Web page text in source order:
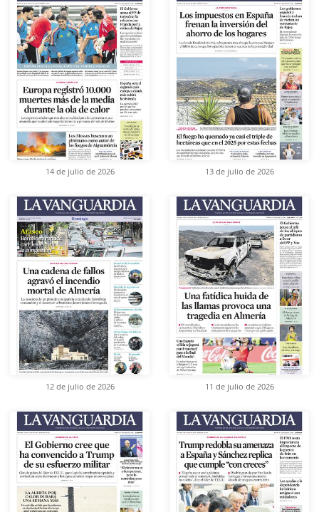
14 de julio de 2026 13 de julio de 2026
12 de julio de 2026 11 de julio de 2026